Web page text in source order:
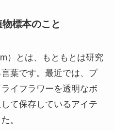
標本のこと
）とは、
もともとは研究
葉です。最近では、プ
イフラワーを透明なボ
て保存しているアイテ
。